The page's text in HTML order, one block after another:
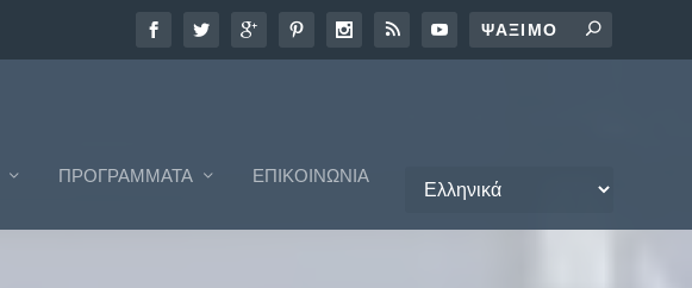
ΠΡΟΓΡΆΜΜΑΤΑ ΕΠΙΚΟΙΝΩΝΊΑ